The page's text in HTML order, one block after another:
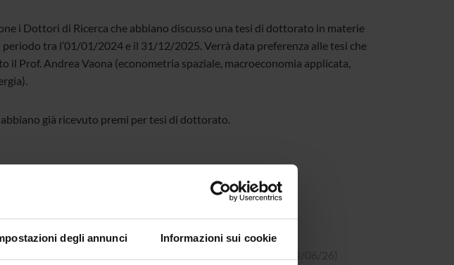
degli annunci Informazioni sui cookie
i Dottori di Ricerca che abbiano discusso una tesi di dottorato in materie
tra l’01/01/2024 e il 31/12/2025. Verrà data preferenza alle tesi che
il Prof. Andrea Vaona (econometria spaziale, macroeconomia applicata,
già ricevuto premi per tesi di dottorato.
it, 316 KB, 20/05/26)
2026, Prot n. 249220 del 24/06/2026)